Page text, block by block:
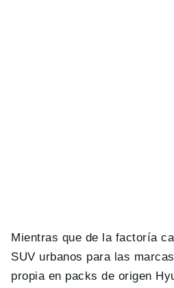
Mientras que de la factoría
SUV urbanos para las
propia en packs de origen